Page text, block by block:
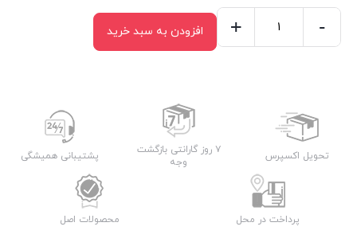
-
+ افزودن به سبد خرید
تحویل اکسپرس
۷ روز گارانتی بازگشت
وجه
پشتیبانی همیشگی
پرداخت در محل محصولات اصل